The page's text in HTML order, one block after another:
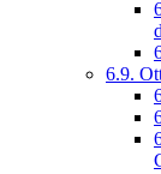
6.9.